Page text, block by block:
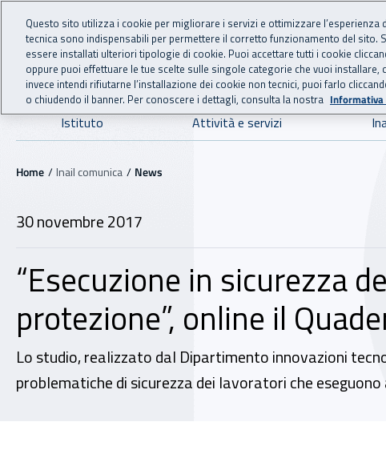
Vai al menu principale
Vai al contenuto principale
INAIL - Istituto Nazionale
Navigazione principale
Istituto Attività e servizi
Navigazione - Ti trovi in:
Home Inail comunica News
30 novembre 2017
“Esecuzione in sicurezza
protezione”, online il
Lo studio, realizzato dal Dipartimento innovazioni
problematiche di sicurezza dei lavoratori che
Questo sito utilizza i cookie per migliorare i servizi e ottimizzare l’esperienza
tecnica sono indispensabili per permettere il corretto funzionamento del sito.
essere installati ulteriori tipologie di cookie. Puoi accettare tutti i cookie
oppure puoi effettuare le tue scelte sulle singole categorie che vuoi installare,
invece intendi rifiutarne l’installazione dei cookie non tecnici, puoi farlo
o chiudendo il banner. Per conoscere i dettagli, consulta la nostra Informativa